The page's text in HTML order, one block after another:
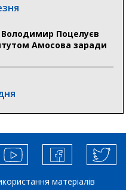
роботи після
ліквідації
Володимир Поцелуєв
Амосова заради
українських
матеріалів